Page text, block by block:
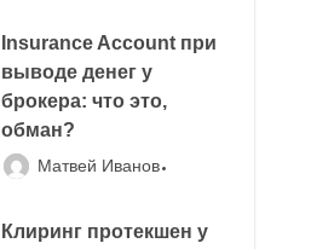
Insurance Account при
выводе денег у
брокера: что это,
обман?
Матвей Иванов
Клиринг протекшен у